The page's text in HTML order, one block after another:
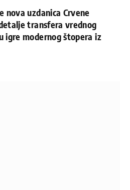
nova uzdanica Crvene
transfera vrednog
modernog štopera iz